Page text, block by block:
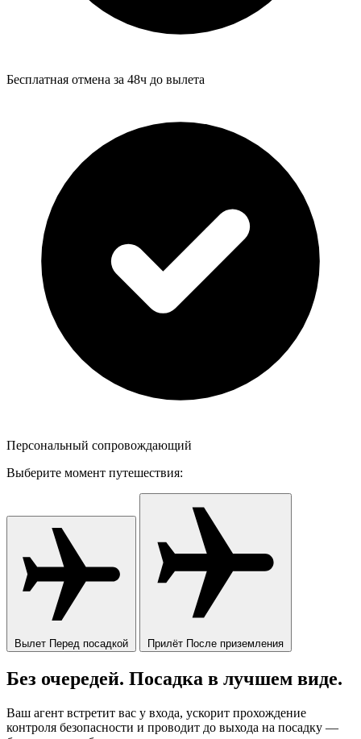
Бесплатная отмена за 48ч до вылета
Персональный сопровождающий
Выберите момент путешествия:
Вылет Перед посадкой Прилёт После приземления
Без очередей. Посадка в лучшем виде.
Ваш агент встретит вас у входа, ускорит прохождение
контроля безопасности и проводит до выхода на посадку —